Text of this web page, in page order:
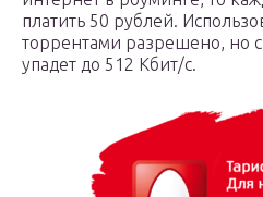
платить 50 рублей.
торрентами разрешено, но
упадет до 512 Кбит/с.